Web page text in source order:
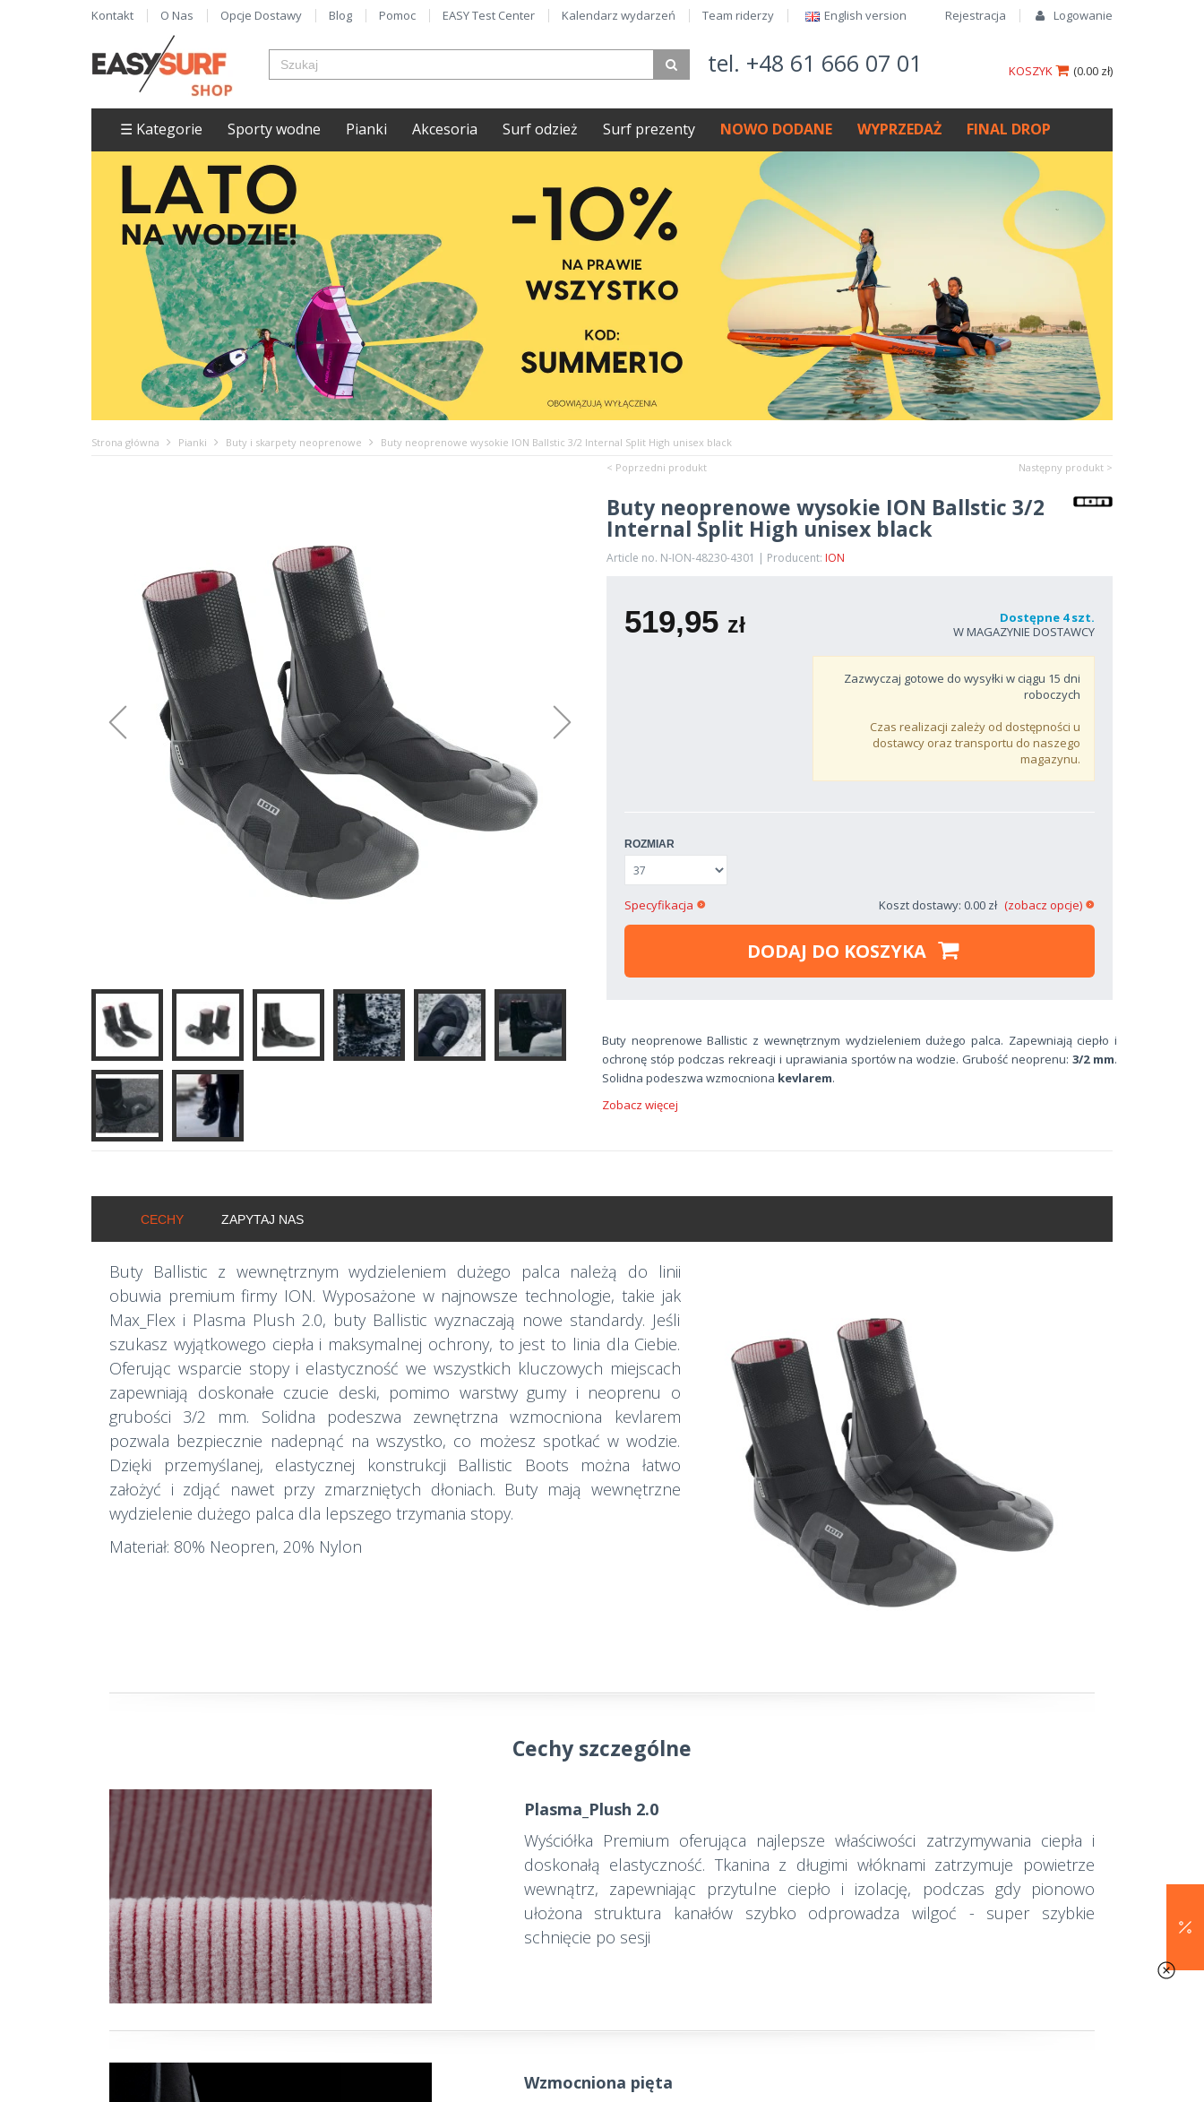
Rejestracja Logowanie
Kontakt O Nas Opcje Dostawy Blog Pomoc EASY Test Center Kalendarz wydarzeń Team riderzy English version​
tel. +48 61 666 07 01 (0.00 zł)
KOSZYK
☰ Kategorie Sporty wodne Pianki Akcesoria Surf odzież Surf prezenty NOWO DODANE WYPRZEDAŻ FINAL DROP
Strona główna Pianki Buty i skarpety neoprenowe
Buty neoprenowe wysokie ION Ballstic 3/2 Internal Split High unisex black
< Poprzedni produkt
Następny produkt >
Buty neoprenowe wysokie ION Ballstic 3/2
Internal Split High unisex black
Article no. N-ION-48230-4301 | Producent: ION
519,95 zł
Dostępne 4 szt.
W MAGAZYNIE DOSTAWCY
Zazwyczaj gotowe do wysyłki w ciągu 15 dni
roboczych
Czas realizacji zależy od dostępności u
dostawcy oraz transportu do naszego
magazynu.
ROZMIAR
Koszt dostawy: 0.00 zł (zobacz opcje)
Specyfikacja
DODAJ DO KOSZYKA
Buty neoprenowe Ballistic z wewnętrznym wydzieleniem dużego palca. Zapewniają ciepło i
ochronę stóp podczas rekreacji i uprawiania sportów na wodzie. Grubość neoprenu:3/2 mm.
Solidna podeszwa wzmocniona kevlarem.
Zobacz więcej
CECHY ZAPYTAJ NAS
Buty Ballistic z wewnętrznym wydzieleniem dużego palca należą do linii
obuwia premium firmy ION. Wyposażone w najnowsze technologie, takie jak
Max_Flex i Plasma Plush 2.0, buty Ballistic wyznaczają nowe standardy. Jeśli
szukasz wyjątkowego ciepła i maksymalnej ochrony, to jest to linia dla Ciebie.
Oferując wsparcie stopy i elastyczność we wszystkich kluczowych miejscach
zapewniają doskonałe czucie deski, pomimo warstwy gumy i neoprenu o
grubości 3/2 mm. Solidna podeszwa zewnętrzna wzmocniona kevlarem
pozwala bezpiecznie nadepnąć na wszystko, co możesz spotkać w wodzie.
Dzięki przemyślanej, elastycznej konstrukcji Ballistic Boots można łatwo
założyć i zdjąć nawet przy zmarzniętych dłoniach. Buty mają wewnętrzne
wydzielenie dużego palca dla lepszego trzymania stopy.
Materiał: 80% Neopren, 20% Nylon
Cechy szczególne
Plasma_Plush 2.0
Wyściółka Premium oferująca najlepsze właściwości zatrzymywania ciepła i
doskonałą elastyczność. Tkanina z długimi włóknami zatrzymuje powietrze
wewnątrz, zapewniając przytulne ciepło i izolację, podczas gdy pionowo
ułożona struktura kanałów szybko odprowadza wilgoć - super szybkie
schnięcie po sesji
Wzmocniona pięta